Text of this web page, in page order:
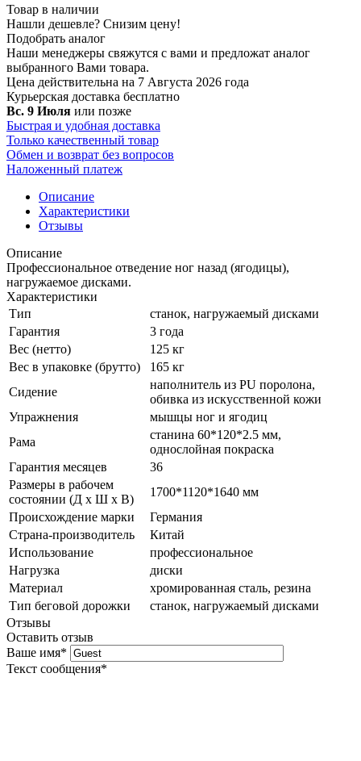
Товар в наличии
Нашли дешевле? Снизим цену!
Подобрать аналог
Наши менеджеры свяжутся с вами и предложат аналог
выбранного Вами товара.
Цена действительна на 7 Августа 2026 года
Курьерская доставка бесплатно
Вс. 9 Июля или позже
Быстрая и удобная доставка
Только качественный товар
Обмен и возврат без вопросов
Наложенный платеж
Описание
Характеристики
Отзывы
Описание
Профессиональное отведение ног назад (ягодицы),
нагружаемое дисками.
Характеристики
Тип
станок, нагружаемый дисками
Гарантия
3 года
Вес (нетто)
125 кг
Вес в упаковке (брутто)
165 кг
Сидение
наполнитель из PU поролона,
обивка из искусственной кожи
Упражнения
мышцы ног и ягодиц
Рама
станина 60*120*2.5 мм,
однослойная покраска
Гарантия месяцев
36
Размеры в рабочем
состоянии (Д х Ш х В)
1700*1120*1640 мм
Происхождение марки
Германия
Страна-производитель
Китай
Использование
профессиональное
Нагрузка
диски
Материал
хромированная сталь, резина
Тип беговой дорожки
станок, нагружаемый дисками
Отзывы
Оставить отзыв
Ваше имя*
Текст сообщения*